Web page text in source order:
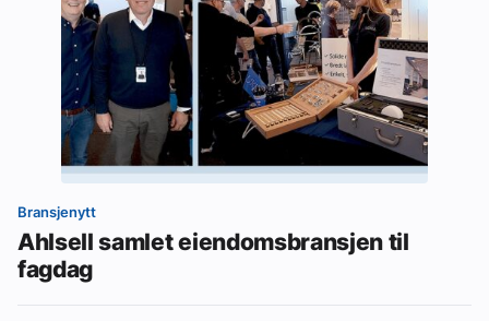
Bransjenytt
Ahlsell samlet eiendomsbransjen til
fagdag